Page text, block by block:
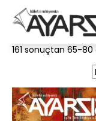
161 sonuçtan 65-80